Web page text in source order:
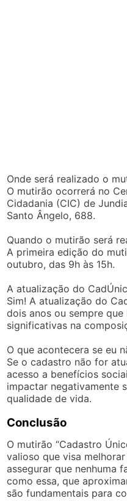
Onde será realizado o
O mutirão ocorrerá no
Cidadania (CIC) de
Santo Ângelo, 688.
Quando o mutirão será
A primeira edição do
outubro, das 9h às 15h.
A atualização do
Sim! A atualização do
dois anos ou sempre
significativas na
O que acontecera se eu
Se o cadastro não for
acesso a benefícios
impactar negativamente
qualidade de vida.
Conclusão
O mutirão “Cadastro
valioso que visa
assegurar que nenhuma
como essa, que
são fundamentais para